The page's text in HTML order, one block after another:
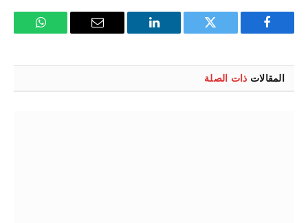
فيسبوك تويتر لينكدإن
البريد
واتساب
المقالات ذات الصلة